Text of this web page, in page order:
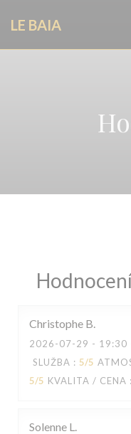
LE BAIA
Christophe B
2026-07-29 - 19:30
SLUŽBA : 5/5
5/5 KVALITA / CENA :
Solenne L